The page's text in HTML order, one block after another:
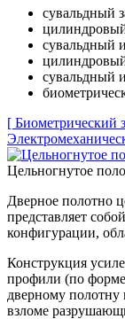
сувальдный
сувальдный
сувальдный
[ Биометрический
Цельногнутое
Дверное полотно
представляет
конфигурации,
Конструкция
профили (по
дверному
взломе